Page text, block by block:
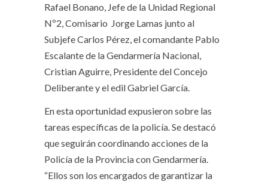
Rafael Bonano, Jefe de la Unidad Regional
Nº2, Comisario Jorge Lamas junto al
Subjefe Carlos Pérez, el comandante Pablo
Escalante de la Gendarmería Nacional,
Cristian Aguirre, Presidente del Concejo
Deliberante y el edil Gabriel García.
En esta oportunidad expusieron sobre las
tareas específicas de la policía. Se destacó
que seguirán coordinando acciones de la
Policía de la Provincia con Gendarmería.
“Ellos son los encargados de garantizar la